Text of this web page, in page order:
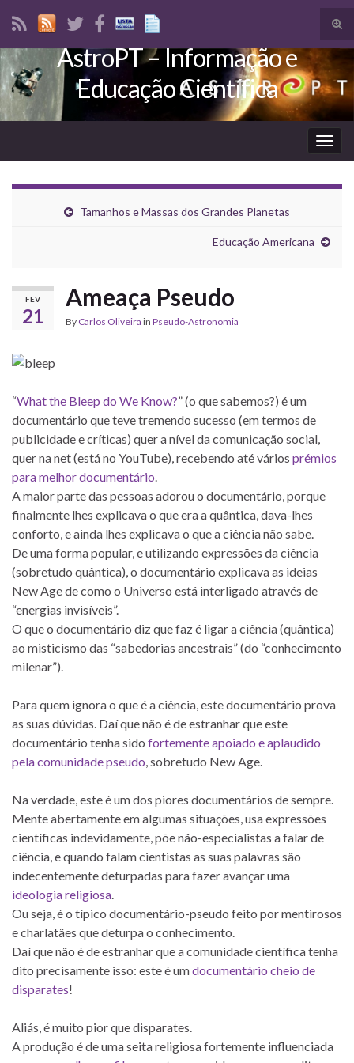
Search for:
AstroPT – Informação e
Educação Científica
Tamanhos e Massas dos Grandes Planetas
Educação Americana
FEV
21
Ameaça Pseudo
By Carlos Oliveira in Pseudo-Astronomia
“What the Bleep do We Know?” (o que sabemos?) é um
documentário que teve tremendo sucesso (em termos de
publicidade e críticas) quer a nível da comunicação social,
quer na net (está no YouTube), recebendo até vários prémios
para melhor documentário.
A maior parte das pessoas adorou o documentário, porque
finalmente lhes explicava o que era a quântica, dava-lhes
conforto, e ainda lhes explicava o que a ciência não sabe.
De uma forma popular, e utilizando expressões da ciência
(sobretudo quântica), o documentário explicava as ideias
New Age de como o Universo está interligado através de
“energias invisíveis”.
O que o documentário diz que faz é ligar a ciência (quântica)
ao misticismo das “sabedorias ancestrais” (do “conhecimento
milenar”).
Para quem ignora o que é a ciência, este documentário prova
as suas dúvidas. Daí que não é de estranhar que este
documentário tenha sido fortemente apoiado e aplaudido
pela comunidade pseudo, sobretudo New Age.
Na verdade, este é um dos piores documentários de sempre.
Mente abertamente em algumas situações, usa expressões
científicas indevidamente, põe não-especialistas a falar de
ciência, e quando falam cientistas as suas palavras são
indecentemente deturpadas para fazer avançar uma
ideologia religiosa.
Ou seja, é o típico documentário-pseudo feito por mentirosos
e charlatães que deturpa o conhecimento.
Daí que não é de estranhar que a comunidade científica tenha
dito precisamente isso: este é umdocumentário cheio de
disparates!
Aliás, é muito pior que disparates.
A produção é de uma seita religiosa fortemente influenciada